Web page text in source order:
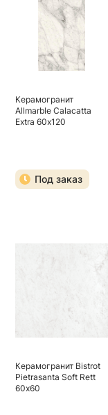
Керамогранит
Allmarble Calacatta
Extra 60х120
Под заказ
Керамогранит Bistrot
Pietrasanta Soft Rett
60х60